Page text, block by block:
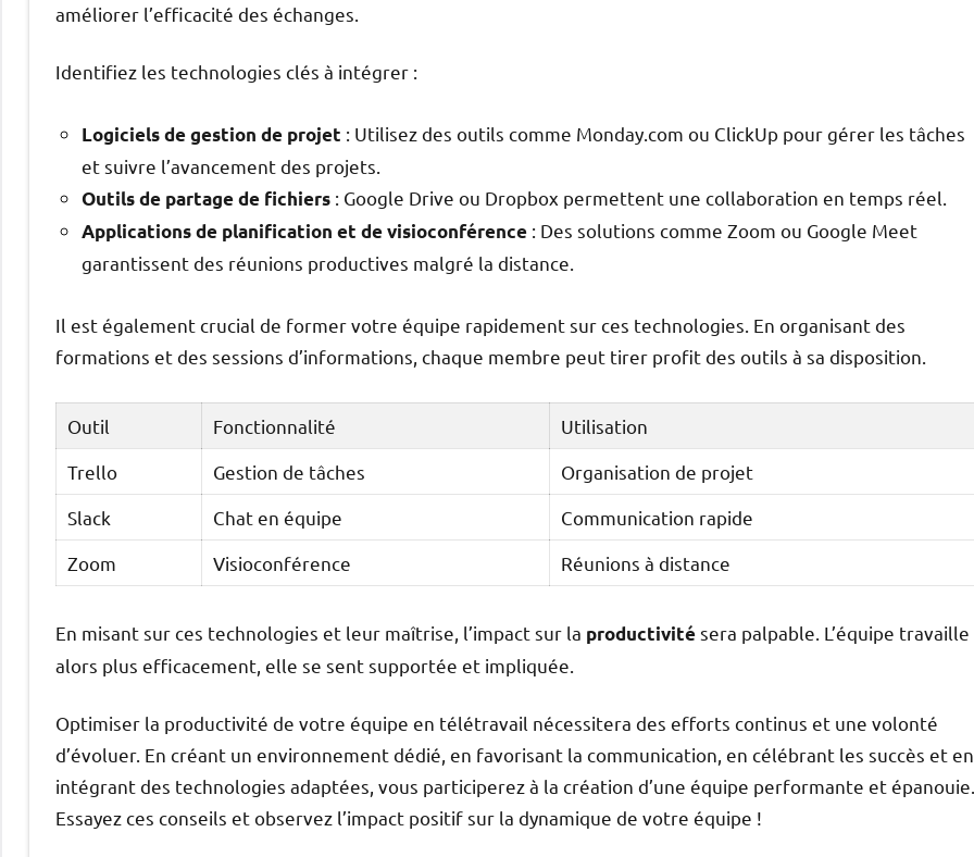
améliorer l’efficacité des échanges.
Identifiez les technologies clés à intégrer :
Logiciels de gestion de projet : Utilisez des outils comme Monday.com ou ClickUp pour gérer les tâches
et suivre l’avancement des projets.
Outils de partage de fichiers : Google Drive ou Dropbox permettent une collaboration en temps réel.
Applications de planification et de visioconférence : Des solutions comme Zoom ou Google Meet
garantissent des réunions productives malgré la distance.
Il est également crucial de former votre équipe rapidement sur ces technologies. En organisant des
formations et des sessions d’informations, chaque membre peut tirer profit des outils à sa disposition.
Outil Fonctionnalité
Utilisation
Trello
Gestion de tâches
Organisation de projet
Slack
Chat en équipe
Communication rapide
Zoom
Visioconférence Réunions à distance
En misant sur ces technologies et leur maîtrise, l’impact sur la productivitésera palpable. L’équipe travaille
alors plus efficacement, elle se sent supportée et impliquée.
Optimiser la productivité de votre équipe en télétravail nécessitera des efforts continus et une volonté
d’évoluer. En créant un environnement dédié, en favorisant la communication, en célébrant les succès et en
intégrant des technologies adaptées, vous participerez à la création d’une équipe performante et épanouie.
Essayez ces conseils et observez l’impact positif sur la dynamique de votre équipe !